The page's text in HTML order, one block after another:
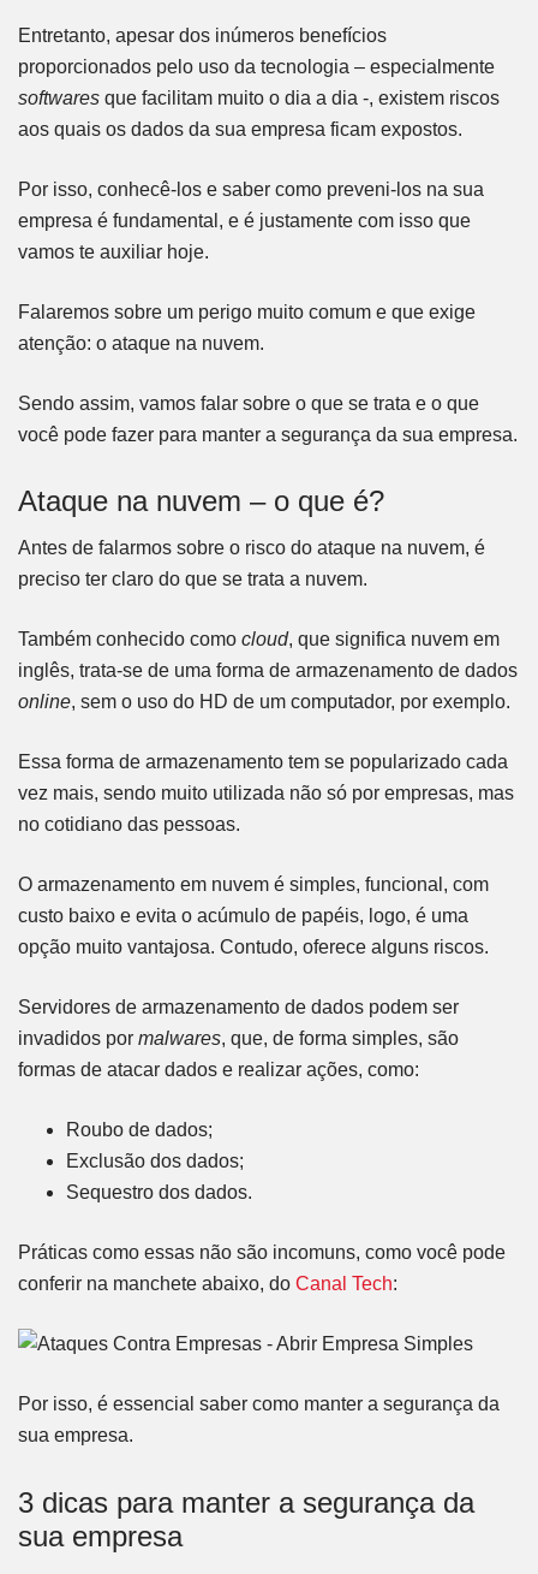
Entretanto, apesar dos inúmeros benefícios
proporcionados pelo uso da tecnologia – especialmente
softwares que facilitam muito o dia a dia -, existem riscos
aos quais os dados da sua empresa ficam expostos.
Por isso, conhecê-los e saber como preveni-los na sua
empresa é fundamental, e é justamente com isso que
vamos te auxiliar hoje.
Falaremos sobre um perigo muito comum e que exige
atenção: o ataque na nuvem.
Sendo assim, vamos falar sobre o que se trata e o que
você pode fazer para manter a segurança da sua empresa.
Ataque na nuvem – o que é?
Antes de falarmos sobre o risco do ataque na nuvem, é
preciso ter claro do que se trata a nuvem.
Também conhecido como cloud, que significa nuvem em
inglês, trata-se de uma forma de armazenamento de dados
online, sem o uso do HD de um computador, por exemplo.
Essa forma de armazenamento tem se popularizado cada
vez mais, sendo muito utilizada não só por empresas, mas
no cotidiano das pessoas.
O armazenamento em nuvem é simples, funcional, com
custo baixo e evita o acúmulo de papéis, logo, é uma
opção muito vantajosa. Contudo, oferece alguns riscos.
Servidores de armazenamento de dados podem ser
invadidos por malwares, que, de forma simples, são
formas de atacar dados e realizar ações, como:
Roubo de dados;
Exclusão dos dados;
Sequestro dos dados.
Práticas como essas não são incomuns, como você pode
conferir na manchete abaixo, do Canal Tech:
Por isso, é essencial saber como manter a segurança da
sua empresa.
3 dicas para manter a segurança da
sua empresa